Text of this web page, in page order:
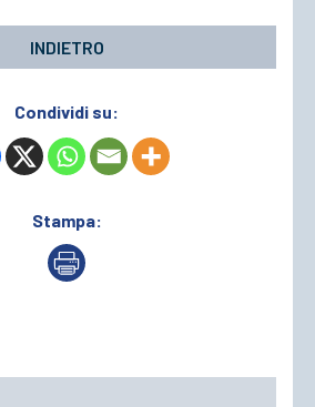
INDIETRO
Condividi su:
Stampa: